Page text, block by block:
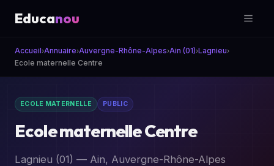
Educanou
Accueil›Annuaire›Auvergne-Rhône-Alpes›Ain (01)›Lagnieu›
Ecole maternelle Centre
ECOLE MATERNELLE PUBLIC
Ecole maternelle Centre
Lagnieu (01) — Ain, Auvergne-Rhône-Alpes